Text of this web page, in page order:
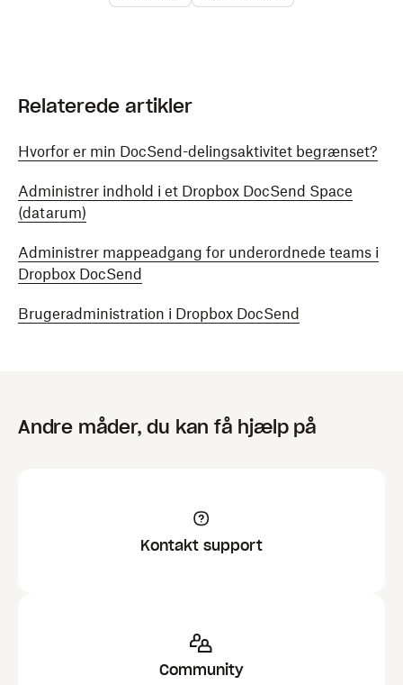
Relaterede artikler
Hvorfor er min DocSend-delingsaktivitet begrænset?
Administrer indhold i et Dropbox DocSend Space
(datarum)
Administrer mappeadgang for underordnede teams i
Dropbox DocSend
Brugeradministration i Dropbox DocSend
Andre måder, du kan få hjælp på
Kontakt support
Community